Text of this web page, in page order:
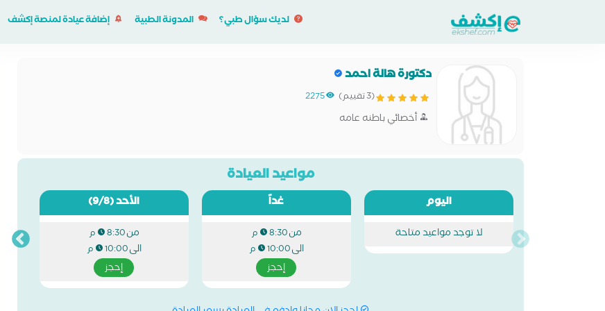
لديك سؤال طبي؟ المدونة الطبية إضافة عيادة لمنصة إكشف
دكتورة هالة احمد
(3 تقييم) 2275
أخصائي باطنه عامه
مواعيد العيادة
اليوم
لا توجد مواعيد متاحة
غداً
من8:30 م
الى10:00 م
إحجز
الأحد(9/8)
من8:30 م
الى10:00 م
إحجز